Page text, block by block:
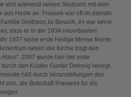
sich während seines Studiums mit dem
aus Haste an. Prassek war oft im damals
Grothaus zu Besuch, es war seine
dass er in der 1934 neuerbauten
1937 seine erste Heilige Messe feierte.
neben der Kirche trägt den
2007 wurde hier der erste
durch den Küstler Gunter Demnig verlegt.
hält durch Veranstaltungen das
sich, die Botschaft Prasseks für die